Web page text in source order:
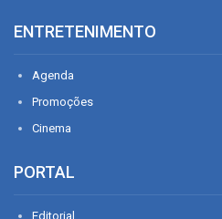
ENTRETENIMENTO
Agenda
Promoções
Cinema
PORTAL
Editorial